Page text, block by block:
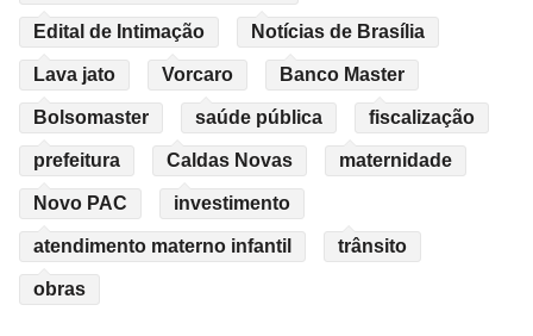
Edital de Intimação Notícias de Brasília
Lava jato Vorcaro Banco Master
Bolsomaster saúde pública fiscalização
prefeitura Caldas Novas maternidade
Novo PAC investimento
atendimento materno infantil trânsito
obras